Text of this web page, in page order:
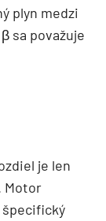
plyn medzi
sa považuje
je len
Motor
špecifický